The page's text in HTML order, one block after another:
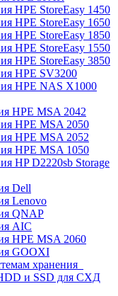
HPE StoreEasy 1450
HPE StoreEasy 1650
HPE StoreEasy 1850
HPE StoreEasy 1550
HPE StoreEasy 3850
HPE SV3200
HPE NAS X1000
HPE MSA 2042
HPE MSA 2050
HPE MSA 2052
HPE MSA 1050
HP D2220sb Storage
Dell
Lenovo
QNAP
AIC
HPE MSA 2060
GOOXI
хранения
и SSD для СХД